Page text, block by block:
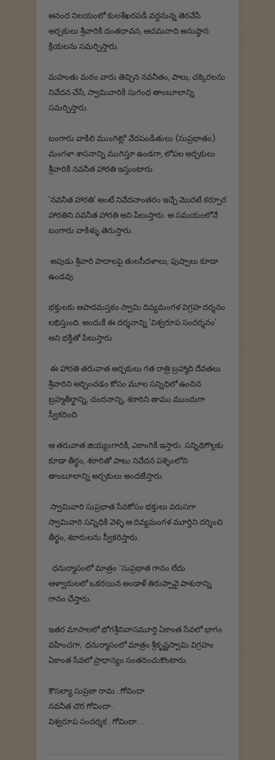
ఆనంద నిలయంలో కులశేఖరపడి వద్దనున్న తెరవేసి
అర్చకులు శ్రీవారికి దంతధావన, ఆచమనాది అనుష్ఠాన
క్రియలను సమర్పిస్తారు.
మహంతు మఠం వారు తెచ్చిన నవనీతం, పాలు, చక్కెరలను
నివేదన చేసి, స్వామివారికి సుగంధ తాంబూలాన్ని
సమర్పిస్తారు.
బంగారు వాకిలి ముంగిట్లో వేదపండితులు (సుప్రభాతం)
మంగళా శాసనాన్ని ముగిస్తూ ఉండగా, లోపల అర్చకులు
శ్రీవారికి నవనీత హారతి ఇస్తుంటారు.
'నవనీత హారతి' అంటే నివేదనాంతరం ఇచ్చే మొదటి కర్పూర
హారతిని నవనీత హారతి అని పిలుస్తారు. ఆ సమయంలోనే
బంగారు వాకిళ్ళు తెరుస్తారు.
అపుడు శ్రీవారి పాదాలపై తులసీదళాలు, పుష్పాలు కూడా
ఉండవు.
భక్తులకు ఆపాదమస్తకం స్వామి దివ్యమంగళ విగ్రహ దర్శనం
లభిస్తుంది. అందుకే ఈ దర్శనాన్ని 'విశ్వరూప సందర్శనం'
అని భక్తితో పిలుస్తారు.
ఈ హారతి తరువాత అర్చకులు గత రాత్రి బ్రహ్మాది దేవతలు
శ్రీవారిని అర్చించడం కోసం మూల సన్నిధిలో ఉంచిన
బ్రహ్మతీర్థాన్ని, చందనాన్ని, శఠారిని తాము ముందుగా
స్వీకరించి
ఆ తరువాత జియ్యంగారికి, ఎకాంగికి ఇస్తారు. సన్నిథిగొల్లకు
కూడా తీర్థం, శఠారితో పాటు నివేదన పళ్ళెంలోని
తాంబూలాన్ని అర్చకులు అందజేస్తారు.
స్వామివారి సుప్రభాత సేవకోసం భక్తులు వరుసగా
స్వామివారి సన్నిధికి వెళ్ళి ఆ దివ్యమంగళ మూర్తిని దర్శించి
తీర్థం, శఠారులను స్వీకరిస్తారు.
ధనుర్మాసంలో మాత్రం `సుప్రభాత గానం లేదు.
ఆళ్వారులలో ఒకరయిన అండాళ్ తిరుప్పావై పాశురాన్ని
గానం చేస్తారు.
ఇతర మాసాలలో భోగశ్రీనివాసమూర్తి ఏకాంత సేవలో భాగం
వహించగా, ధనుర్మాసంలో మాత్రం శ్రీకృష్ణస్వామి విగ్రహం
ఏకాంత సేవలో ప్రాధాన్యం సంతరించుకొంటారు.
కౌసల్యా సుప్రజా రామ ..గోవిందా
నవనీత చొర గోవిందా..
విశ్వరూప సందర్శక.. గోవిందా.....